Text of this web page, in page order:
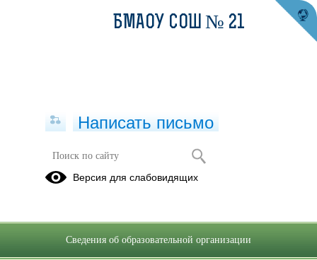
Образовательные программы
БМАОУ СОШ № 21
Написать письмо
Версия для слабовидящих
Сведения об образовательной организации